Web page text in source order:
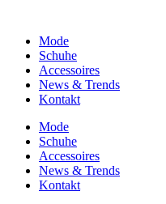
wechselnMode
Schuhe
Accessoires
News & Trends
Kontakt
Mode
Schuhe
Accessoires
News & Trends
Kontakt